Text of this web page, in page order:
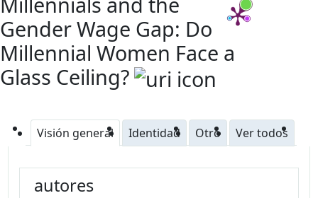
Gender Wage Gap: Do
Millennial Women Face a
Glass Ceiling?
Visión general Identidad Otro Ver todos
autores